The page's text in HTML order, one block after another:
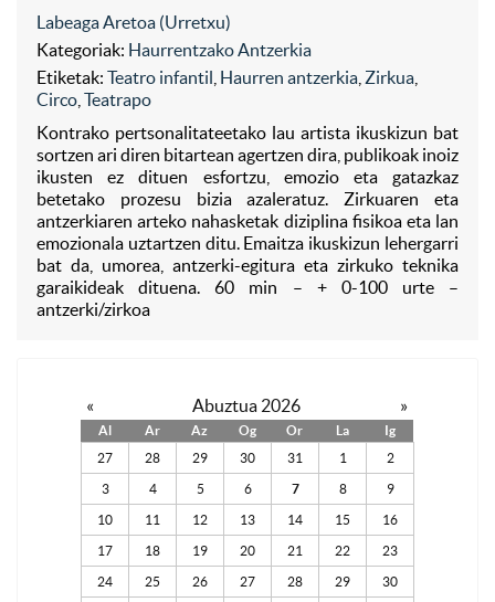
Labeaga Aretoa (Urretxu)
Kategoriak: Haurrentzako Antzerkia
Etiketak: Teatro infantil Haurren antzerkia Zirkua
Circo Teatrapo
Kontrako pertsonalitateetako lau artista ikuskizun bat
sortzen ari diren bitartean agertzen dira, publikoak inoiz
ikusten ez dituen esfortzu, emozio eta gatazkaz
betetako prozesu bizia azaleratuz. Zirkuaren eta
antzerkiaren arteko nahasketak diziplina fisikoa eta lan
emozionala uztartzen ditu. Emaitza ikuskizun lehergarri
bat da, umorea, antzerki-egitura eta zirkuko teknika
garaikideak dituena. 60 min – + 0-100 urte –
antzerki/zirkoa
« Abuztua 2026 »
Al Ar Az Og Or La
Ig
27
28 29 30 31 1 2
3 4 5 6 7 8 9
10 11 12 13 14 15 16
17 18 19 20 21 22 23
24 25 26 27 28 29 30